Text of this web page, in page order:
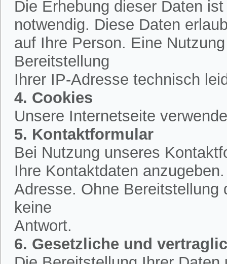
Die Erhebung dieser Daten
notwendig. Diese Daten
auf Ihre Person. Eine
Bereitstellung
Ihrer IP-Adresse technisch
4. Cookies
Unsere Internetseite
5. Kontaktformular
Bei Nutzung unseres
Ihre Kontaktdaten
Adresse. Ohne Bereitstellung
keine
Antwort.
6. Gesetzliche und